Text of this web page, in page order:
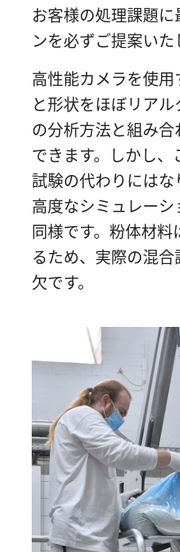
お客様の処理課題
ンを必ずご提案いた
高性能カメラを使
と形状をほぼリア
の分析方法と組み
できます。しかし
試験の代わりには
高度なシミュレーシ
同様です。粉体材
るため、実際の混
欠です。